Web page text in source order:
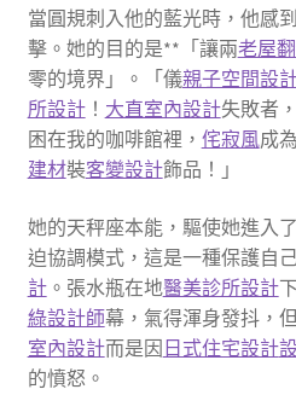
當圓規刺入他的藍光時，他感
擊。她的目的是**「讓兩老屋
零的境界」。「儀親子空間設
所設計！ 大直室內設計失敗者
困在我的咖啡館裡， 侘寂風成
建材裝客變設計飾品！」
她的天秤座本能，驅使她進入
迫協調模式，這是一種保護自
計。張水瓶在地醫美診所設計
綠設計師幕，氣得渾身發抖，
室內設計而是因 日式住宅設計
的憤怒。